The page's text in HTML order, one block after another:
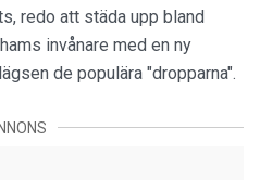
redo att städa upp bland
invånare med en ny
de populära "dropparna".